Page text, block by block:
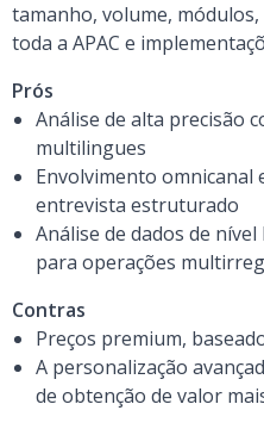
tamanho, volume,
toda a APAC e
Prós
Análise de alta precisão
multilingues
Envolvimento omnicanal
entrevista estruturado
Análise de dados de
para operações
Contras
Preços premium,
A personalização
de obtenção de valor